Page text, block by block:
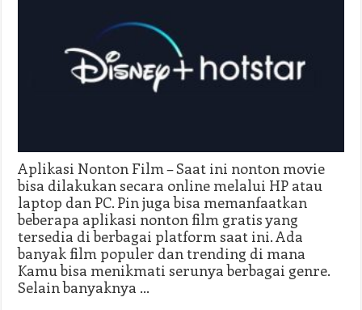
Aplikasi Nonton Film – Saat ini nonton movie
bisa dilakukan secara online melalui HP atau
laptop dan PC. Pin juga bisa memanfaatkan
beberapa aplikasi nonton film gratis yang
tersedia di berbagai platform saat ini. Ada
banyak film populer dan trending di mana
Kamu bisa menikmati serunya berbagai genre.
Selain banyaknya …